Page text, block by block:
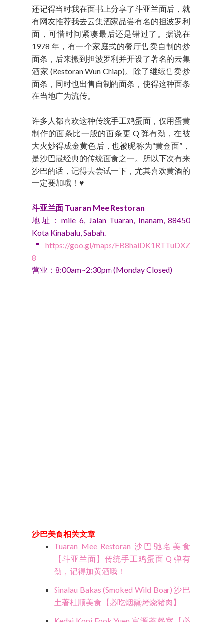
还记得当时我在面书上分享了斗亚兰面后，就
有网友推荐我去云集酒家品尝有名的担波罗利
面，可惜时间紧凑最后还是错过了。据说在
1978 年，有一个家庭式的餐厅售卖自制的炒
面条，后来搬到担波罗利并开设了著名的云集
酒家 (Restoran Wun Chiap)。除了继续售卖炒
面条，同时也出售自制的面条，使得这种面条
在当地广为流传。
许多人都喜欢这种传统手工鸡蛋面，仅用蛋黄
制作的面条比一般的面条更 Q 弹有劲，在被
大火炒得成金黄色后，也被昵称为“黄金面”，
是沙巴最经典的传统面食之一。所以下次有来
沙巴的话，记得去尝试一下，尤其喜欢黄酒的
一定要加哦！♥
斗亚兰面 Tuaran Mee Restoran
地址：mile 6, Jalan Tuaran, Inanam, 88450
Kota Kinabalu, Sabah.
📍 https://goo.gl/maps/FB8haiDK1RTTuDXZ
8
营业：8:00am~2:30pm (Monday Closed)
沙巴美食相关文章
Tuaran Mee Restoran 沙巴驰名美食
【斗亚兰面】传统手工鸡蛋面 Q 弹有
劲，记得加黄酒哦！
Sinalau Bakas (Smoked Wild Boar) 沙巴
土著杜顺美食【必吃烟熏烤烧猪肉】